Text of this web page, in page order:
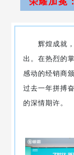
辉煌成就，
出。在热烈的
感动的经销商
过去一年拼搏
的深情期许。